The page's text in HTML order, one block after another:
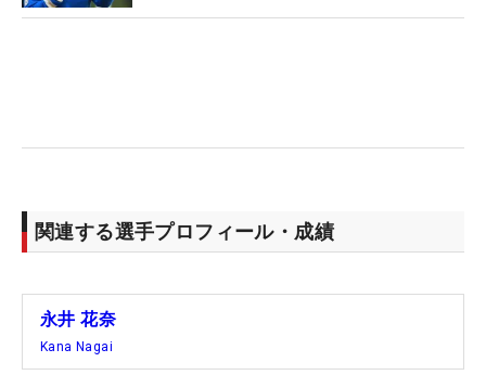
関連する選手プロフィール・成績
永井 花奈
Kana Nagai